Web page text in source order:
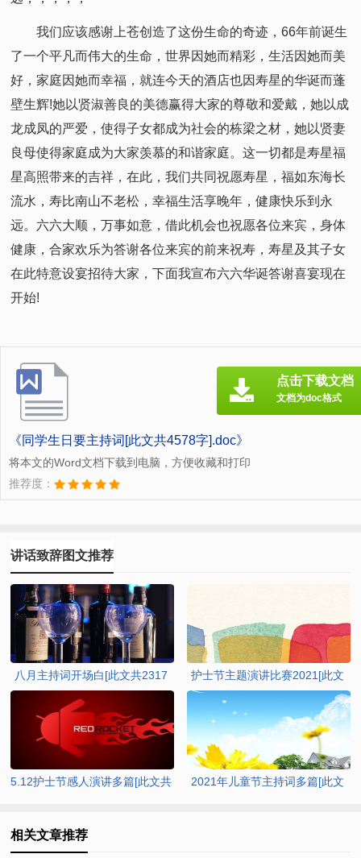
我们应该感谢上苍创造了这份生命的奇迹，66年前诞生
了一个平凡而伟大的生命，世界因她而精彩，生活因她而美
好，家庭因她而幸福，就连今天的酒店也因寿星的华诞而蓬
壁生辉!她以贤淑善良的美德赢得大家的尊敬和爱戴，她以成
龙成凤的严爱，使得子女都成为社会的栋梁之材，她以贤妻
良母使得家庭成为大家羡慕的和谐家庭。这一切都是寿星福
星高照带来的吉祥，在此，我们共同祝愿寿星，福如东海长
流水，寿比南山不老松，幸福生活享晚年，健康快乐到永
远。六六大顺，万事如意，借此机会也祝愿各位来宾，身体
健康，合家欢乐为答谢各位来宾的前来祝寿，寿星及其子女
在此特意设宴招待大家，下面我宣布六六华诞答谢喜宴现在
开始!
《同学生日要主持词[此文共4578字].doc》
将本文的Word文档下载到电脑，方便收藏和打印
推荐度：
点击下载文档
文档为doc格式
讲话致辞图文推荐
八月主持词开场白[此文共2317
字]
护士节主题演讲比赛2021[此文
5.12护士节感人演讲多篇[此文共
2021年儿童节主持词多篇[此文
相关文章推荐